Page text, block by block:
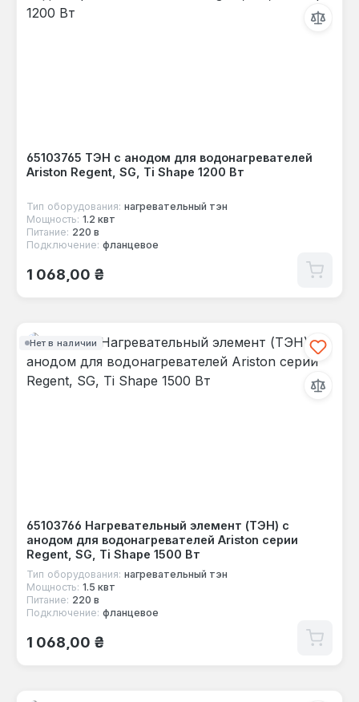
65103765 ТЭН с анодом для водонагревателей
Ariston Regent, SG, Ti Shape 1200 Вт
Тип оборудования: нагревательный тэн
Мощность: 1.2 квт
Питание: 220 в
Подключение: фланцевое
Обычная цена:
1 068,00 ₴
Нет в наличии
65103766 Нагревательный элемент (ТЭН) с
анодом для водонагревателей Ariston серии
Regent, SG, Ti Shape 1500 Вт
Тип оборудования: нагревательный тэн
Мощность: 1.5 квт
Питание: 220 в
Подключение: фланцевое
Обычная цена:
1 068,00 ₴